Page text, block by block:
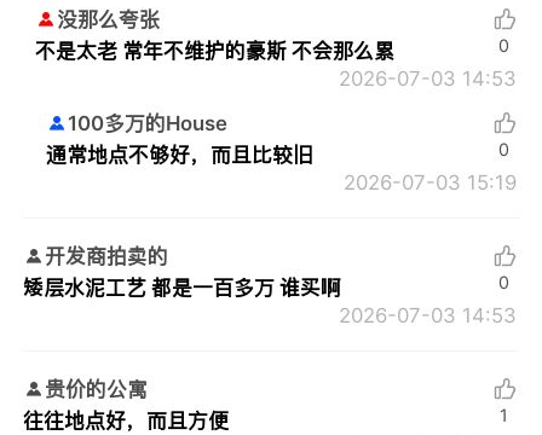
没那么夸张
不是太老 常年不维护的豪斯 不会那么累
2026-07-03 14:53
0
100多万的House
通常地点不够好，而且比较旧
2026-07-03 15:19
0
开发商拍卖的
矮层水泥工艺 都是一百多万 谁买啊
2026-07-03 14:53
0
贵价的公寓
往往地点好，而且方便
1